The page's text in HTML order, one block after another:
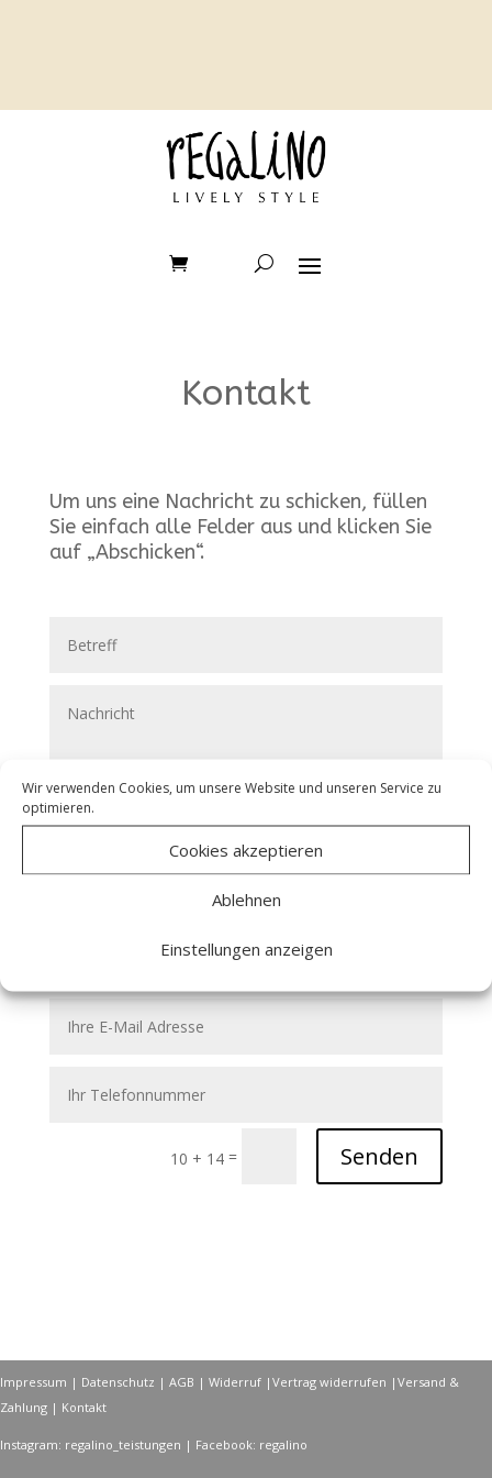
Wir verwenden Cookies, um unsere Website und unseren Service zu
optimieren.
Cookies akzeptieren
Ablehnen
Einstellungen anzeigen
Kontakt
Um uns eine Nachricht zu schicken, füllen
Sie einfach alle Felder aus und klicken Sie
auf „Abschicken“.
10 + 14 = Senden
Impressum | Datenschutz | AGB | Widerruf | Vertrag widerrufen | Versand &
Zahlung | Kontakt
Instagram: regalino_teistungen | Facebook: regalino